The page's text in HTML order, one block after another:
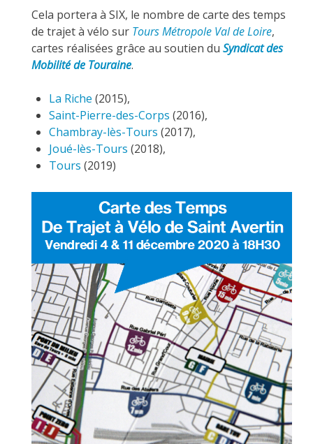
Cela portera à SIX, le nombre de carte des temps
de trajet à vélo sur Tours Métropole Val de Loire,
cartes réalisées grâce au soutien du Syndicat des
Mobilité de Touraine.
La Riche (2015),
Saint-Pierre-des-Corps (2016),
Chambray-lès-Tours (2017),
Joué-lès-Tours (2018),
Tours (2019)